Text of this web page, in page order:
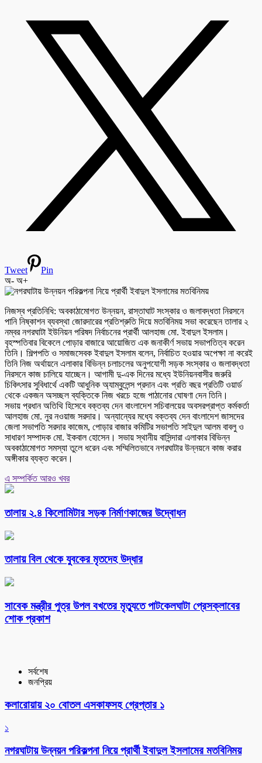
Tweet
Pin
অ- অ+
নিজস্ব প্রতিনিধি: অবকাঠামোগত উন্নয়ন, রাস্তাঘাট সংস্কার ও জলাবদ্ধতা নিরসনে
পানি নিষ্কাশন ব্যবস্থা জোরদারের প্রতিশ্রুতি দিয়ে মতবিনিময় সভা করেছেন তালার ২
নম্বর নগরঘাটা ইউনিয়ন পরিষদ নির্বাচনের প্রার্থী আলহাজ মো. ইবাদুল ইসলাম।
বৃহস্পতিবার বিকেলে পোড়ার বাজারে আয়োজিত এক জনাকীর্ণ সভায় সভাপতিত্ব করেন
তিনি। শিল্পপতি ও সমাজসেবক ইবাদুল ইসলাম বলেন, নির্বাচিত হওয়ার অপেক্ষা না করেই
তিনি নিজ অর্থায়নে এলাকার বিভিন্ন চলাচলের অনুপযোগী সড়ক সংস্কার ও জলাবদ্ধতা
নিরসনে কাজ চালিয়ে যাচ্ছেন। আগামী দু-এক দিনের মধ্যে ইউনিয়নবাসীর জরুরি
চিকিৎসার সুবিধার্থে একটি আধুনিক অ্যাম্বুলেন্স প্রদান এবং প্রতি বছর প্রতিটি ওয়ার্ড
থেকে একজন অসচ্ছল ব্যক্তিকে নিজ খরচে হজে পাঠানোর ঘোষণা দেন তিনি।
সভায় প্রধান অতিথি হিসেবে বক্তব্য দেন বাংলাদেশ সচিবালয়ের অবসরপ্রাপ্ত কর্মকর্তা
আলহাজ মো. নুর নওয়াজ সরদার। অন্যান্যের মধ্যে বক্তব্য দেন বাংলাদেশ জাসদের
জেলা সভাপতি সরদার কাজেম, পোড়ার বাজার কমিটির সভাপতি সাইদুল আলম বাবলু ও
সাধারণ সম্পাদক মো. ইকবাল হোসেন। সভায় স্থানীয় বাসিন্দারা এলাকার বিভিন্ন
অবকাঠামোগত সমস্যা তুলে ধরেন এবং সম্মিলিতভাবে নগরঘাটার উন্নয়নে কাজ করার
অঙ্গীকার ব্যক্ত করেন।
এ সম্পর্কিত আরও খবর
তালায় ২.৪ কিলোমিটার সড়ক নির্মাণকাজের উদ্বোধন
তালায় বিল থেকে যুবকের মৃতদেহ উদ্ধার
সাবেক মন্ত্রীর পুত্র উপল বখতের মৃত্যুতে পাটকেলঘাটা প্রেসক্লাবের
শোক প্রকাশ
সর্বশেষ
জনপ্রিয়
কলারোয়ায় ২০ বোতল এসকাফসহ গ্রেপ্তার ১
১
নগরঘাটায় উন্নয়ন পরিকল্পনা নিয়ে প্রার্থী ইবাদুল ইসলামের মতবিনিময়